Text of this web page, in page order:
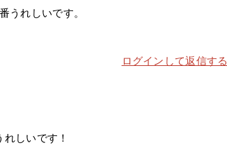
うれしいです。
ログインして返信する
しいです！